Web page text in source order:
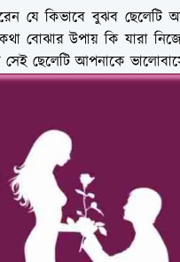
যে কিভাবে বুঝব ছেলেটি
বোঝার উপায় কি যারা
ছেলেটি আপনাকে